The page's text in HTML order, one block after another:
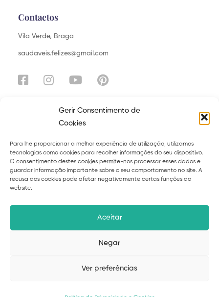
Gerir Consentimento de
Cookies
Para lhe proporcionar a melhor experiência de utilização, utilizamos
tecnologias como cookies para recolher informações do seu dispositivo.
O consentimento destes cookies permite-nos processar esses dados e
guardar informação importante sobre o seu comportamento no site. A
recusa dos cookies pode afetar negativamente certas funções do
website.
Aceitar
Negar
Ver preferências
Contactos
Vila Verde, Braga
saudaveis.felizes@gmail.com
Sobre Serviços
Curso Ebooks
Blog
Políticas de privacidade Termos
© 2026 Suzana Cardoso – desenvolvido por